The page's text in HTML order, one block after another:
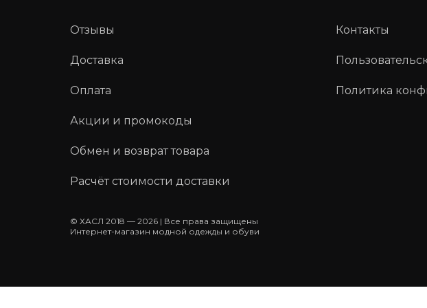
Отзывы
Доставка
Оплата
Акции и промокоды
Обмен и возврат товара
Расчёт стоимости доставки
© ХАСЛ 2018 — 2026 | Все права защищены
Интернет-магазин модной одежды и обуви
Контакты
Политика